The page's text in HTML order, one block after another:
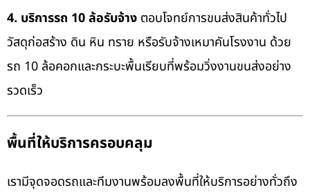
4. บริการรถ 10 ล้อรับจ้าง ตอบโจทย์การขนส่งสินค้าทั่วไป
วัสดุก่อสร้าง ดิน หิน ทราย หรือรับจ้างเหมาคันโรงงาน ด้วย
รถ 10 ล้อคอกและกระบะพื้นเรียบที่พร้อมวิ่งงานขนส่งอย่าง
รวดเร็ว
พื้นที่ให้บริการครอบคลุม
เรามีจุดจอดรถและทีมงานพร้อมลงพื้นที่ให้บริการอย่างทั่วถึง